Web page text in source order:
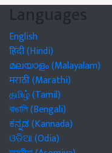
Languages
English
हिंदी (Hindi)
മലയാളം (Malayalam)
मराठी (Marathi)
தமிழ் (Tamil)
বাঙালি (Bengali)
ಕನ್ನಡ (Kannada)
ଓଡିଆ (Odia)